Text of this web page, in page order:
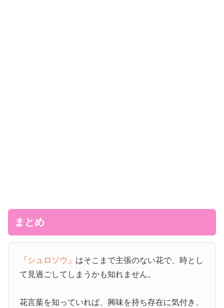
まとめ
「シュロソウ」 はそこまで主張のない花で、時とし
て見過ごしてしまうかも知れません。
花言葉を知っていれば、興味を持ち存在に気付き、